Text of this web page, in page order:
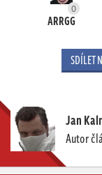
0
ARRGG
SDÍLET
Jan
Autor